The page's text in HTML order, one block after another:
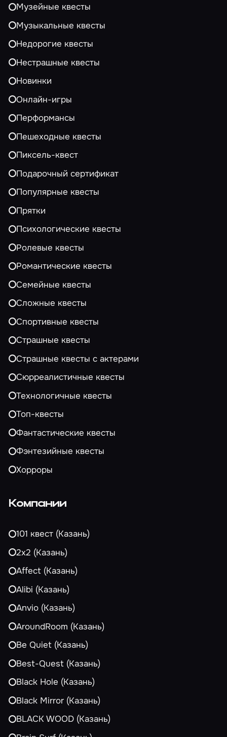
Музейные квесты
Музыкальные квесты
Недорогие квесты
Нестрашные квесты
Новинки
Онлайн-игры
Перформансы
Пешеходные квесты
Пиксель-квест
Подарочный сертификат
Популярные квесты
Прятки
Психологические квесты
Ролевые квесты
Романтические квесты
Семейные квесты
Сложные квесты
Спортивные квесты
Страшные квесты
Страшные квесты с актерами
Сюрреалистичные квесты
Технологичные квесты
Топ-квесты
Фантастические квесты
Фэнтезийные квесты
Хорроры
Компании
101 квест (Казань)
2х2 (Казань)
Affect (Казань)
Alibi (Казань)
Anvio (Казань)
AroundRoom (Казань)
Be Quiet (Казань)
Best-Quest (Казань)
Black Hole (Казань)
Black Mirror (Казань)
BLACK WOOD (Казань)